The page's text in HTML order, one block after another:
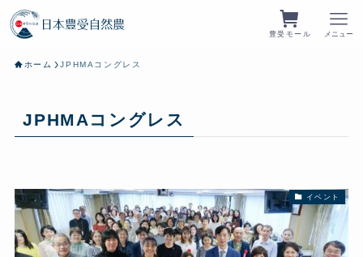
豊受モール メニュー
ホーム JPHMAコングレス
JPHMAコングレス
イベント